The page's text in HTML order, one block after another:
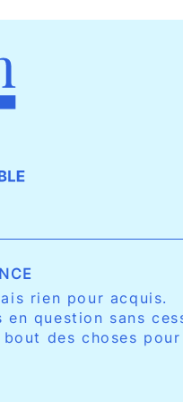
rien pour acquis.
en question sans
des choses